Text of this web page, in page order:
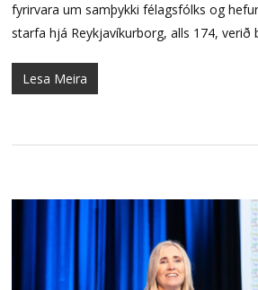
fyrirvara um samþykki félagsfólks og
starfa hjá Reykjavíkurborg, alls 174, verið
Lesa Meira